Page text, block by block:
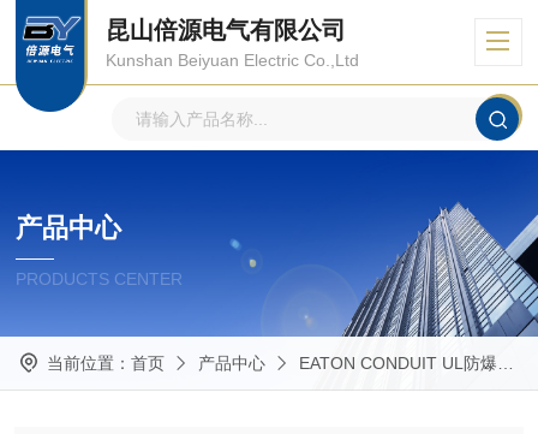
昆山倍源电气有限公司
Kunshan Beiyuan Electric Co.,Ltd
产品中心
PRODUCTS CENTER
当前位置： 首页 产品中心 EATON CONDUIT UL防爆管件